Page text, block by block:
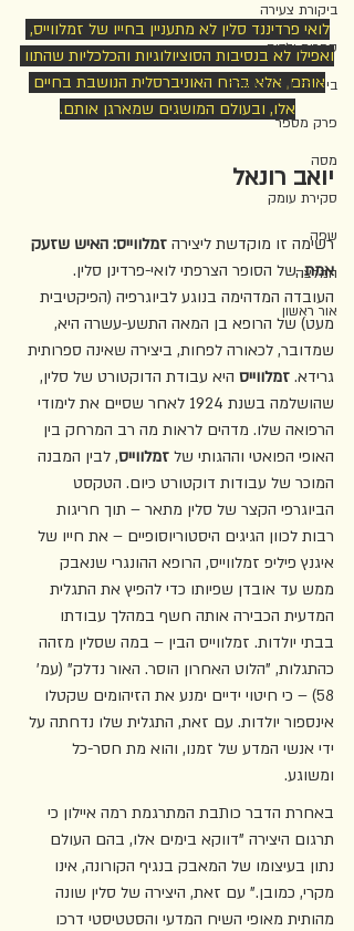
ביקורת צעירה
ספרות ילדים
ביקורת על הביקורת
פרק מספר
מסה
סקירת עומק
שפה
המלצה
אור ראשון
לואי פרדיננד סלין לא מתעניין בחייו של זמלווייס,
ואפילו לא בנסיבות הסוציולוגיות והכלכליות שהתוו
אותם, אלא ברוח האוניברסלית הנושבת בחיים
אלו, ובעולם המושגים שמארגן אותם.
יואב רונאל
רשימה זו מוקדשת ליצירה זמלווייס: האיש שזעק
אמת, של הסופר הצרפתי לואי-פרדינן סלין.
העובדה המדהימה בנוגע לביוגרפיה (הפיקטיבית
מעט) של הרופא בן המאה התשע-עשרה היא,
שמדובר, לכאורה לפחות, ביצירה שאינה ספרותית
גרידא. זמלווייס היא עבודת הדוקטורט של סלין,
שהושלמה בשנת 1924 לאחר שסיים את לימודי
הרפואה שלו. מדהים לראות מה רב המרחק בין
האופי הפואטי וההגותי של זמלווייס, לבין המבנה
המוכר של עבודות דוקטורט כיום. הטקסט
הביוגרפי הקצר של סלין מתאר – תוך חריגות
רבות לכוון הגיגים היסטוריוסופיים – את חייו של
איגנץ פיליפ זמלווייס, הרופא ההונגרי שנאבק
ממש עד אובדן שפיותו כדי להפיץ את התגלית
המדעית הכבירה אותה חשף במהלך עבודתו
בבתי יולדות. זמלווייס הבין – במה שסלין מזהה
כהתגלות, "הלוט האחרון הוסר. האור נדלק" (עמ'
58) – כי חיטוי ידיים ימנע את הזיהומים שקטלו
אינספור יולדות. עם זאת, התגלית שלו נדחתה על
ידי אנשי המדע של זמנו, והוא מת חסר-כל
ומשוגע.
באחרת הדבר כותבת המתרגמת רמה איילון כי
תרגום היצירה "דווקא בימים אלו, בהם העולם
נתון בעיצומו של המאבק בנגיף הקורונה, אינו
מקרי, כמובן." עם זאת, היצירה של סלין שונה
מהותית מאופי השיח המדעי והסטטיסטי דרכו